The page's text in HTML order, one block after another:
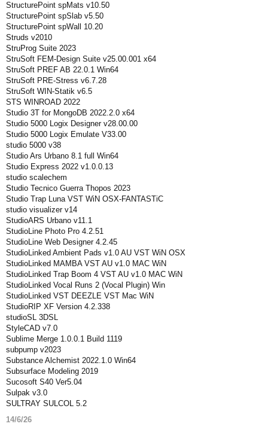
StructurePoint spMats v10.50
StructurePoint spSlab v5.50
StructurePoint spWall 10.20
Struds v2010
StruProg Suite 2023
StruSoft FEM-Design Suite v25.00.001 x64
StruSoft PREF AB 22.0.1 Win64
StruSoft PRE-Stress v6.7.28
StruSoft WIN-Statik v6.5
STS WINROAD 2022
Studio 3T for MongoDB 2022.2.0 x64
Studio 5000 Logix Designer v28.00.00
Studio 5000 Logix Emulate V33.00
studio 5000 v38
Studio Ars Urbano 8.1 full Win64
Studio Express 2022 v1.0.0.13
studio scalechem
Studio Tecnico Guerra Thopos 2023
Studio Trap Luna VST WiN OSX-FANTASTiC
studio visualizer v14
StudioARS Urbano v11.1
StudioLine Photo Pro 4.2.51
StudioLine Web Designer 4.2.45
StudioLinked Ambient Pads v1.0 AU VST WiN OSX
StudioLinked MAMBA VST AU v1.0 MAC WiN
StudioLinked Trap Boom 4 VST AU v1.0 MAC WiN
StudioLinked Vocal Runs 2 (Vocal Plugin) Win
StudioLinked VST DEEZLE VST Mac WiN
StudioRIP XF Version 4.2.338
studioSL 3DSL
StyleCAD v7.0
Sublime Merge 1.0.0.1 Build 1119
subpump v2023
Substance Alchemist 2022.1.0 Win64
Subsurface Modeling 2019
Sucosoft S40 Ver5.04
Sulpak v3.0
SULTRAY SULCOL 5.2
14/6/26